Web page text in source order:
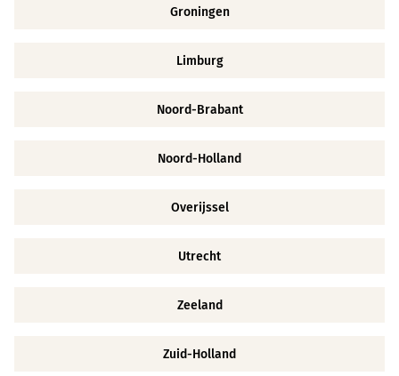
Groningen
Limburg
Noord-Brabant
Noord-Holland
Overijssel
Utrecht
Zeeland
Zuid-Holland